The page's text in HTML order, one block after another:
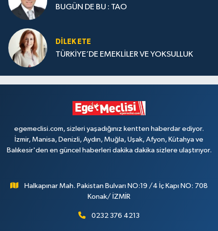
BUGÜN DE BU : TAO
DILEK ETE
TÜRKİYE’DE EMEKLİLER VE YOKSULLUK
egemeclisi.com, sizleri yaşadığınız kentten haberdar ediyor.
İzmir, Manisa, Denizli, Aydın, Muğla, Uşak, Afyon, Kütahya ve
Balıkesir'den en güncel haberleri dakika dakika sizlere ulaştırıyor.
Halkapınar Mah. Pakistan Bulvarı NO:19 /4 İç Kapı NO: 708
Konak/ İZMİR
0232 376 4213